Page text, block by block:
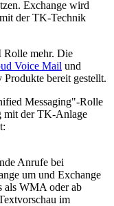
Exchange wird
der TK-Technik
Rolle mehr. Die
Voice Mail und
Produkte bereit gestellt.
Messaging"-Rolle
mit der TK-Anlage
Anrufe bei
um und Exchange
als WMA oder ab
im